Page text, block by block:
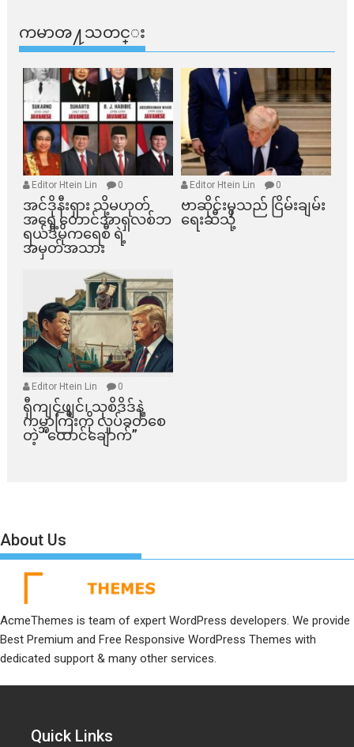
ကမာၻ႔သတင္း
Editor Htein Lin 0
အင်ဒိုနီးရှား သို့မဟုတ်
အရှေ့တောင်အာရှလစ်ဘ
ရယ်ဒီမိုကရေစီ ရဲ့
အမှတ်အသား
Editor Htein Lin 0
ဗာဆိုင်းမှသည် ငြိမ်းချမ်း
ရေးဆီသို့
Editor Htein Lin 0
ရှီကျင့်ဖျင်၊ သုစိဒိဒ်နဲ့
ကမ္ဘာကြီးကို လှုပ်ခတ်စေ
တဲ့ “ထောင်ချောက်”
About Us
AcmeThemes is team of expert WordPress developers. We provide
Best Premium and Free Responsive WordPress Themes with
dedicated support & many other services.
Quick Links